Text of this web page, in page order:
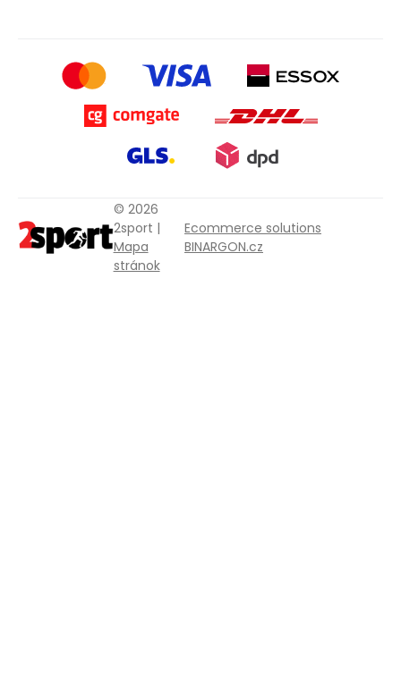
© 2026
2sport |
Mapa
stránok
Ecommerce solutions
BINARGON.cz